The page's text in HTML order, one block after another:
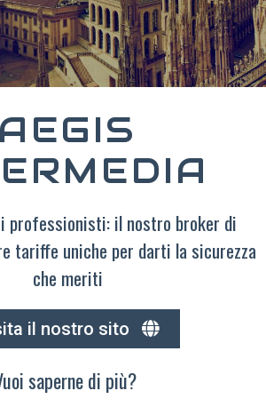
AEGIS
professionisti: il nostro broker di
tariffe uniche per darti la sicurezza
che meriti
il nostro sito
saperne di più?